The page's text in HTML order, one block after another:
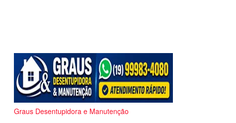
Graus Desentupidora e Manutenção